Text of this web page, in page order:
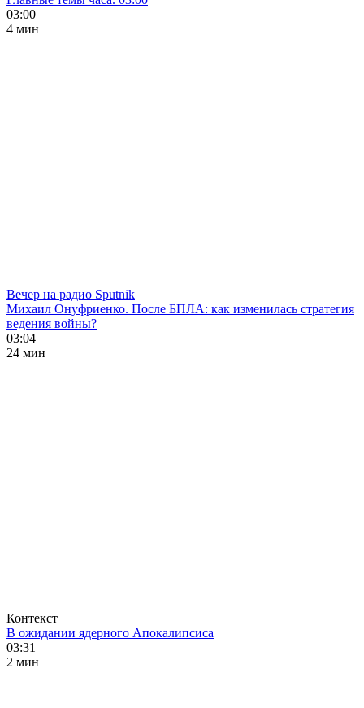
03:00
4 мин
Вечер на радио Sputnik
Михаил Онуфриенко. После БПЛА: как изменилась стратегия
ведения войны?
03:04
24 мин
Контекст
В ожидании ядерного Апокалипсиса
03:31
2 мин